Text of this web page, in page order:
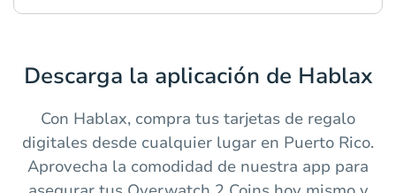
Descarga la aplicación de Hablax
Con Hablax, compra tus tarjetas de regalo
digitales desde cualquier lugar en Puerto Rico.
Aprovecha la comodidad de nuestra app para